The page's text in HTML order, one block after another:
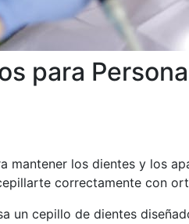
para
mantener los dientes y los
correctamente con
un cepillo de dientes